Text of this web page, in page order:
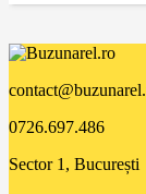
0726.697.486
Sector 1, București